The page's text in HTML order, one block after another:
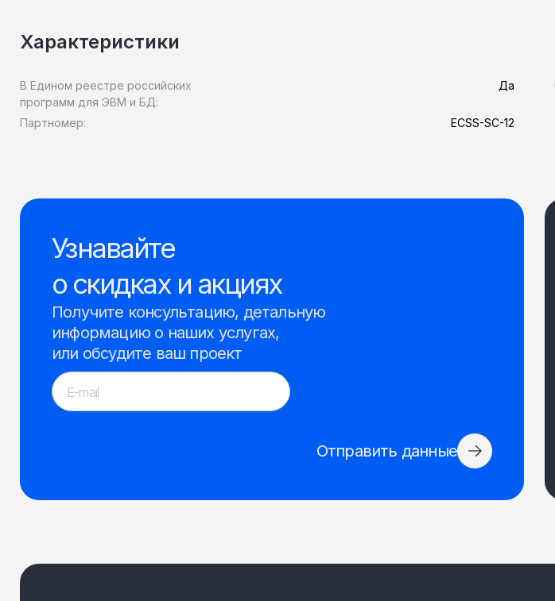
Характеристики
В Едином реестре российских
программ для ЭВМ и БД:
Да
Партномер: ECSS-SС-12
Узнавайте
о скидках и акциях
Получите консультацию, детальную
информацию о наших услугах,
или обсудите ваш проект
Отправить данные